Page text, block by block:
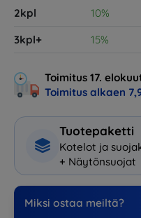
2kpl
10%
3kpl+
15%
Toimitus 17.
Toimitus alkaen
Tuotepaketti
Kotelot ja
+ Näytönsuojat
Miksi ostaa meiltä?